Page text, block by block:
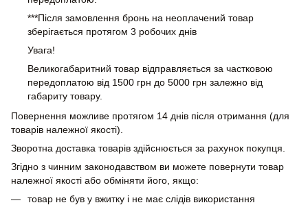
***Після замовлення бронь на неоплачений товар
зберігається протягом 3 робочих днів
Увага!
Великогабаритний товар відправляється за частковою
передоплатою від 1500 грн до 5000 грн залежно від
габариту товару.
Повернення можливе протягом 14 днів після отримання (для
товарів належної якості).
Зворотна доставка товарів здійснюється за рахунок покупця.
Згідно з чинним законодавством ви можете повернути товар
належної якості або обміняти його, якщо:
товар не був у вжитку і не має слідів використання